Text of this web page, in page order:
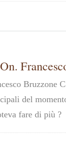
Bruzzone
del
fare di più ?